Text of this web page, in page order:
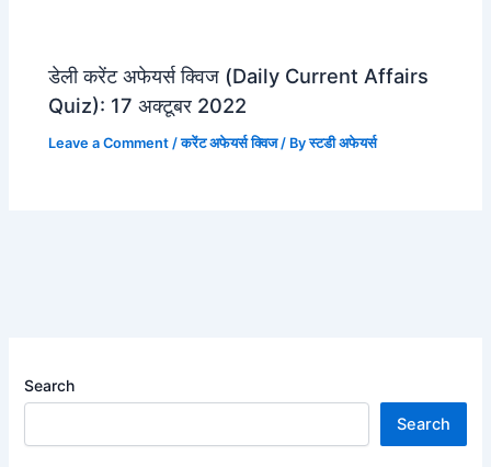
डेली करेंट अफेयर्स क्विज (Daily Current Affairs
Quiz): 17 अक्टूबर 2022
Leave a Comment /करेंट अफेयर्स क्विज/ Byस्टडी अफेयर्स
Search
Search